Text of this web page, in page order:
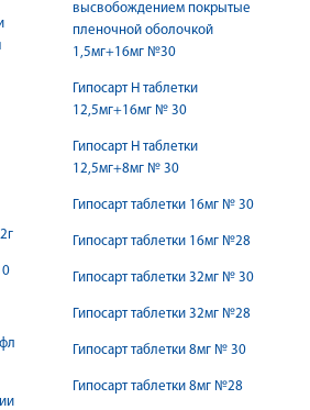
высвобождением покрытые
пленочной оболочкой
1,5мг+16мг №30
Гипосарт Н таблетки
12,5мг+16мг № 30
Гипосарт Н таблетки
12,5мг+8мг № 30
Гипосарт таблетки 16мг № 30
Гипосарт таблетки 16мг №28
Гипосарт таблетки 32мг № 30
Гипосарт таблетки 32мг №28
Гипосарт таблетки 8мг № 30
Гипосарт таблетки 8мг №28